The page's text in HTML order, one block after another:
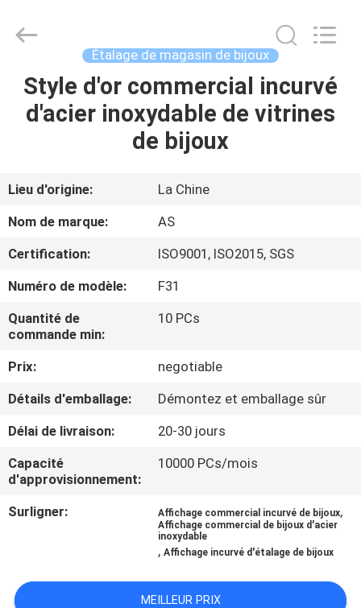
MAISON
VIDÉOS
SUJET
DE
NOUS
VISITE
D'USINE
CONTRÔLE
DE
QUALITÉ
NOUS
Display
Shelves
Reserved.
Étalage de magasin de bijoux
Style d'or commercial incurvé
d'acier inoxydable de vitrines
de bijoux
Lieu d'origine:
La Chine
Nom de marque:
AS
Certification:
ISO9001, ISO2015, SGS
Numéro de modèle:
F31
Quantité de
commande min:
10 PCs
Prix:
negotiable
Détails d'emballage:
Démontez et emballage sûr
Délai de livraison:
20-30 jours
Capacité
d'approvisionnement:
10000 PCs/mois
Surligner: Affichage commercial incurvé de bijoux,
Affichage commercial de bijoux d'acier
inoxydable
,Affichage incurvé d'étalage de bijoux
MEILLEUR PRIX